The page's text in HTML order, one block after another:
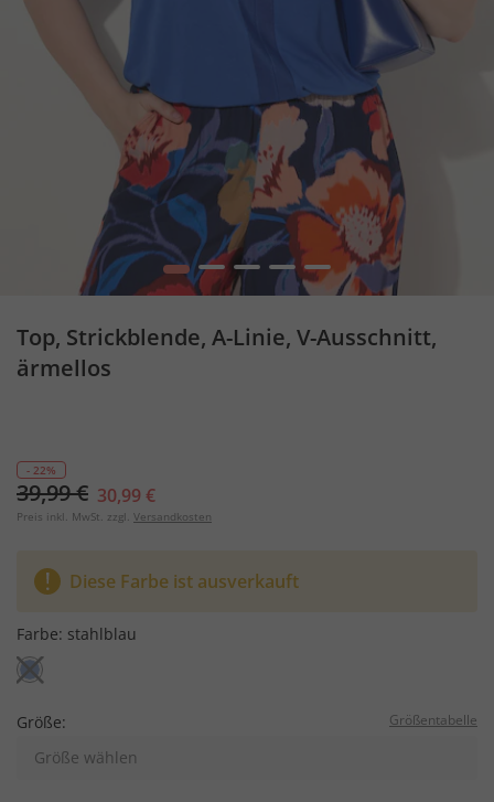
1 2 3 4 5
Top, Strickblende, A-Linie, V-Ausschnitt,
ärmellos
- 22%
39,99 € 30,99 €
Preis inkl. MwSt. zzgl. Versandkosten
Diese Farbe ist ausverkauft
Farbe: stahlblau
Größe: Größentabelle
Größe wählen